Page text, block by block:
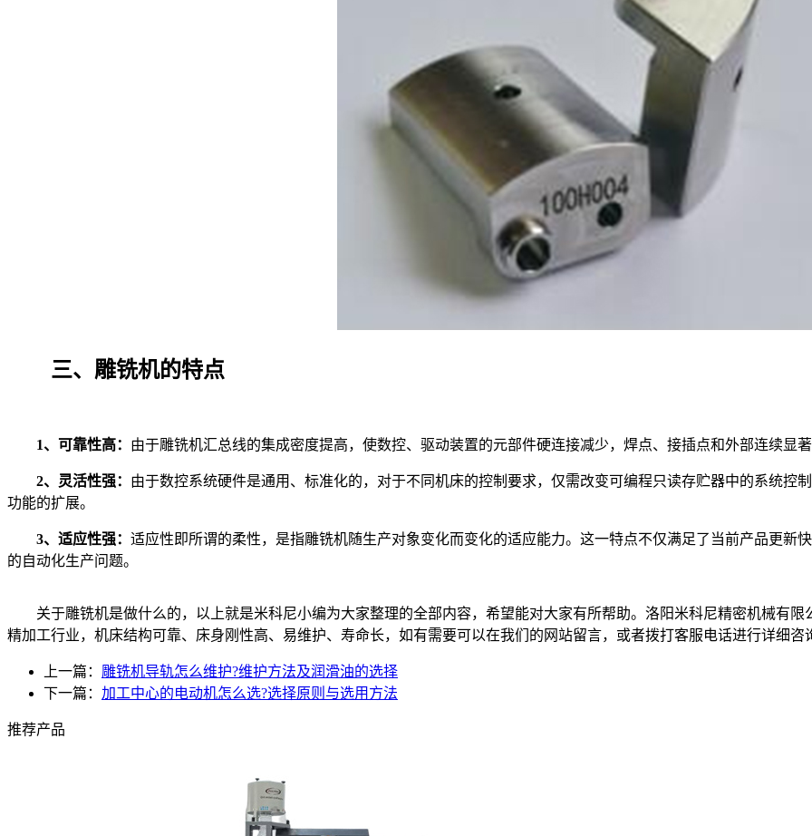
三、雕铣机的特点
1、可靠性高： 由于雕铣机汇总线的集成密度提高，使数控、驱动装置的元部件硬连接减少，焊点、接插点和外部连续显
2、灵活性强： 由于数控系统硬件是通用、标准化的，对于不同机床的控制要求，仅需改变可编程只读存贮器中的系统控
功能的扩展。
3、适应性强： 适应性即所谓的柔性，是指雕铣机随生产对象变化而变化的适应能力。这一特点不仅满足了当前产品更新
的自动化生产问题。
关于雕铣机是做什么的，以上就是米科尼小编为大家整理的全部内容，希望能对大家有所帮助。洛阳米科尼精密机械有限
精加工行业，机床结构可靠、床身刚性高、易维护、寿命长，如有需要可以在我们的网站留言，或者拨打客服电话进行详细咨
上一篇： 雕铣机导轨怎么维护?维护方法及润滑油的选择
下一篇： 加工中心的电动机怎么选?选择原则与选用方法
推荐产品